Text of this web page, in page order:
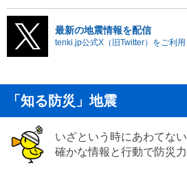
最新の地震情報を配信
tenki.jp公式X（旧Twitter）をご利用
「知る防災」地震
いざという時にあわてな
確かな情報と行動で防災